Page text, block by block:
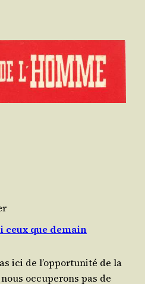
ceux que demain
ici de l’op­por­tu­ni­té de la
occu­pe­rons pas de